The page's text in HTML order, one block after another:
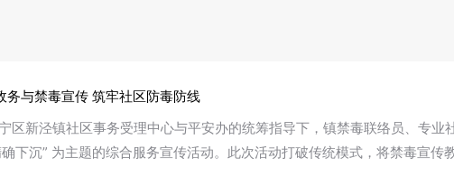
务与禁毒宣传 筑牢社区防毒防线
区新泾镇社区事务受理中心与平安办的统筹指导下，镇禁毒联络员、专
下沉” 为主题的综合服务宣传活动。此次活动打破传统模式，将禁毒宣